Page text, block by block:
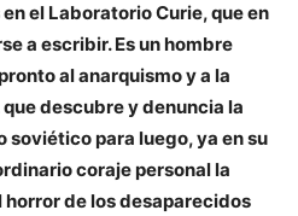
el Laboratorio Curie, que en
a escribir. Es un hombre
al anarquismo y a la
descubre y denuncia la
para luego, ya en su
coraje personal la
de los desaparecidos